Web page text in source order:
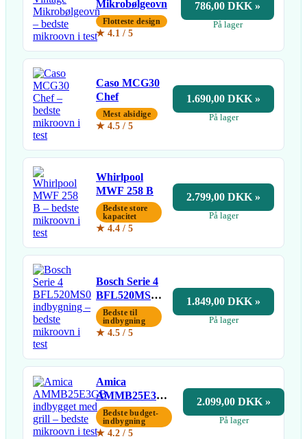
Mikrobølgeovn
Flotteste design
★ 4.1 / 5
786,00 DKK »
På lager
Caso MCG30
Chef
Mest alsidige
★ 4.5 / 5
1.690,00 DKK »
På lager
Whirlpool
MWF 258 B
Bedste store
kapacitet
★ 4.4 / 5
2.799,00 DKK »
På lager
Bosch Serie 4
BFL520MS0
indbygning
Bedste til
indbygning
★ 4.5 / 5
1.849,00 DKK »
På lager
Amica
AMMB25E3GB
indbygget med
grill
Bedste budget-
indbygning
★ 4.2 / 5
2.099,00 DKK »
På lager